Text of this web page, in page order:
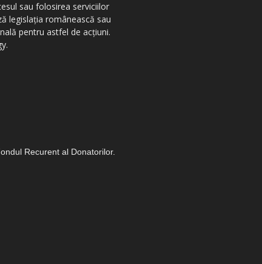
sau folosirea serviciilor
legislația românească sau
pentru astfel de acțiuni.
Recurent al Donatorilor.